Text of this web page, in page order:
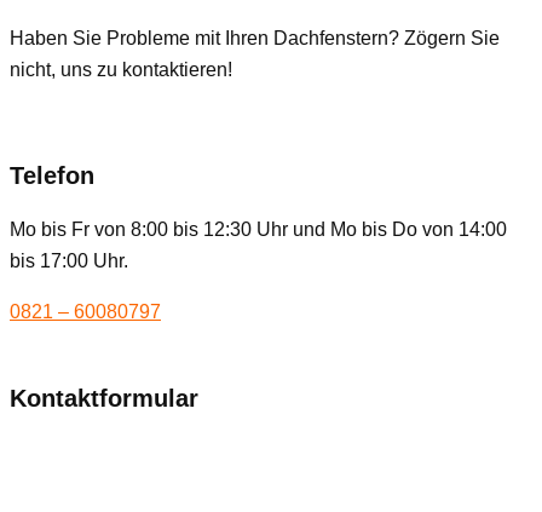
Haben Sie Probleme mit Ihren Dachfenstern? Zögern Sie
nicht, uns zu kontaktieren!
Telefon
Mo bis Fr von 8:00 bis 12:30 Uhr und Mo bis Do von 14:00
bis 17:00 Uhr.
0821 – 60080797
Kontaktformular